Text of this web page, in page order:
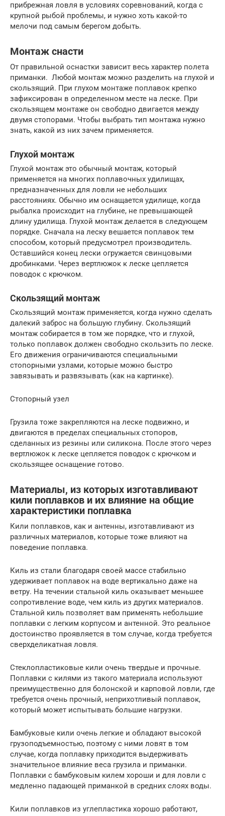
прибрежная ловля в условиях соревнований, когда с
крупной рыбой проблемы, и нужно хоть какой-то
мелочи под самым берегом добыть.
Монтаж снасти
От правильной оснастки зависит весь характер полета
приманки. Любой монтаж можно разделить на глухой и
скользящий. При глухом монтаже поплавок крепко
зафиксирован в определенном месте на леске. При
скользящем монтаже он свободно двигается между
двумя стопорами. Чтобы выбрать тип монтажа нужно
знать, какой из них зачем применяется.
Глухой монтаж
Глухой монтаж это обычный монтаж, который
применяется на многих поплавочных удилищах,
предназначенных для ловли не небольших
расстояниях. Обычно им оснащается удилище, когда
рыбалка происходит на глубине, не превышающей
длину удилища. Глухой монтаж делается в следующем
порядке. Сначала на леску вешается поплавок тем
способом, который предусмотрел производитель.
Оставшийся конец лески огружается свинцовыми
дробинками. Через вертлюжок к леске цепляется
поводок с крючком.
Скользящий монтаж
Скользящий монтаж применяется, когда нужно сделать
далекий заброс на большую глубину. Скользящий
монтаж собирается в том же порядке, что и глухой,
только поплавок должен свободно скользить по леске.
Его движения ограничиваются специальными
стопорными узлами, которые можно быстро
завязывать и развязывать (как на картинке).
Стопорный узел
Грузила тоже закрепляются на леске подвижно, и
двигаются в пределах специальных стопоров,
сделанных из резины или силикона. После этого через
вертлюжок к леске цепляется поводок с крючком и
скользящее оснащение готово.
Материалы, из которых изготавливают
кили поплавков и их влияние на общие
характеристики поплавка
Кили поплавков, как и антенны, изготавливают из
различных материалов, которые тоже влияют на
поведение поплавка.
Киль из стали благодаря своей массе стабильно
удерживает поплавок на воде вертикально даже на
ветру. На течении стальной киль оказывает меньшее
сопротивление воде, чем киль из других материалов.
Стальной киль позволяет вам применять небольшие
поплавки с легким корпусом и антенной. Это реальное
достоинство проявляется в том случае, когда требуется
сверхделикатная ловля.
Стеклопластиковые кили очень твердые и прочные.
Поплавки с килями из такого материала используют
преимущественно для болонской и карповой ловли, где
требуется очень прочный, неприхотливый поплавок,
который может испытывать большие нагрузки.
Бамбуковые кили очень легкие и обладают высокой
грузоподъемностью, поэтому с ними ловят в том
случае, когда поплавку приходится выдерживать
значительное влияние веса грузила и приманки.
Поплавки с бамбуковым килем хороши и для ловли с
медленно падающей приманкой в средних слоях воды.
Кили поплавков из углепластика хорошо работают,